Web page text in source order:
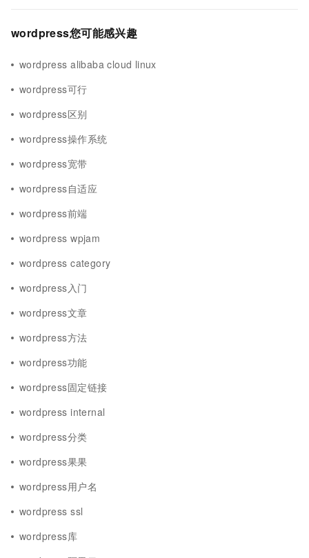
wordpress您可能感兴趣
wordpress alibaba cloud linux
wordpress可行
wordpress区别
wordpress操作系统
wordpress宽带
wordpress自适应
wordpress前端
wordpress wpjam
wordpress category
wordpress入门
wordpress文章
wordpress方法
wordpress功能
wordpress固定链接
wordpress internal
wordpress分类
wordpress果果
wordpress用户名
wordpress ssl
wordpress库